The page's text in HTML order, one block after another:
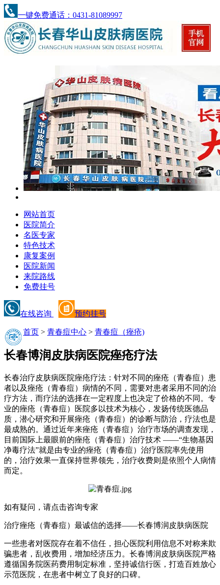
一键免费通话：0431-81089997
网站首页
医院简介
名医专家
特色技术
康复案例
医院新闻
来院路线
免费挂号
在线咨询 预约挂号
首页 > 青春痘中心 > 青春痘（痤疮)
长春博润皮肤病医院痤疮疗法
长春治疗皮肤病医院痤疮疗法：针对不同的痤疮（青春痘）患
者以及痤疮（青春痘）病情的不同，需要对患者采用不同的治
疗方法，而疗法的选择在一定程度上也决定了价格的不同。专
业的痤疮（青春痘）医院多以技术为核心，发扬传统医德品
质，潜心研究和开展痤疮（青春痘）的诊断与防治，疗法也是
最成熟的。通过近年来痤疮（青春痘）治疗市场的调查发现，
目前国际上最眼前的痤疮（青春痘）治疗技术 ——“生物基因
净毒疗法”就是由专业的痤疮（青春痘）治疗医院率先使用
的，治疗效果一直保持世界领先，治疗收费则是依照个人病情
而定。
如有疑问，请点击咨询专家
治疗痤疮（青春痘）最诚信的选择——长春博润皮肤病医院
一些患者对医院存在着不信任，担心医院利用信息不对称来欺
骗患者，乱收费用，增加经济压力。长春博润皮肤病医院严格
遵循国务院医药费用制定标准，坚持诚信行医，打造百姓放心
示范医院，在患者中树立了良好的口碑。